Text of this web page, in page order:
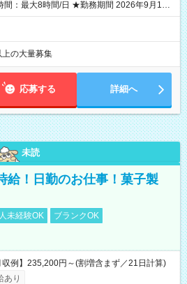
間：最大8時間/日 ★勤務期間 2026年9月16
短期勤務OK! 期間中フル勤務できる方優遇
日数応相談) ※期間前から勤務スタートも可
上の大量募集
応募する 詳細へ
未読
給！日勤のお仕事！菓子製
未経験OK
ブランクOK
例】235,200円～(割増含まず／21日計算)
あり